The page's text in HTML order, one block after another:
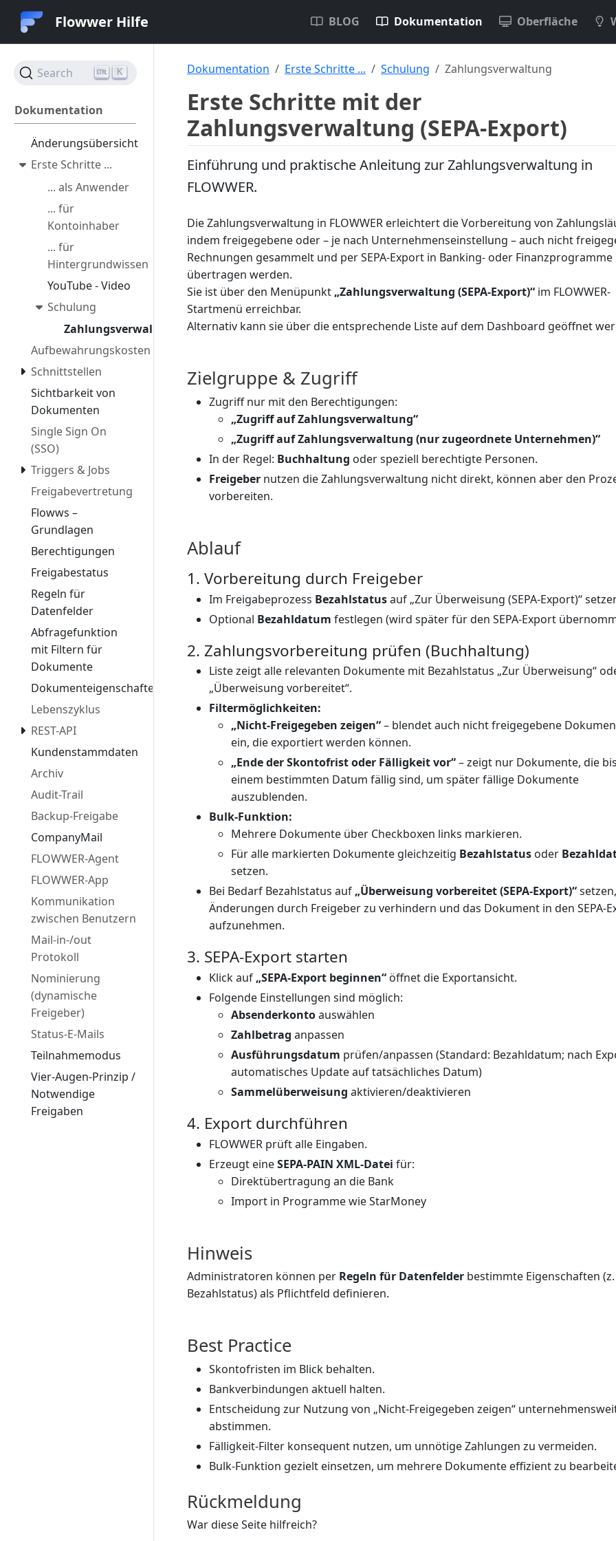
Flowwer Hilfe BLOG Dokumentation Oberfläche
Search K
Dokumentation
Änderungsübersicht
Erste Schritte ...
... als Anwender
... für
Kontoinhaber
... für
Hintergrundwissen
YouTube - Video
Schulung
Zahlungsverwaltung
Aufbewahrungskosten
Schnittstellen
Sichtbarkeit von
Dokumenten
Single Sign On
(SSO)
Triggers & Jobs
Freigabevertretung
Flowws –
Grundlagen
Berechtigungen
Freigabestatus
Regeln für
Datenfelder
Abfragefunktion
mit Filtern für
Dokumente
Dokumenteigenschaften
Lebenszyklus
REST-API
Kundenstammdaten
Archiv
Audit-Trail
Backup-Freigabe
CompanyMail
FLOWWER-Agent
FLOWWER-App
Kommunikation
zwischen Benutzern
Mail-in-/out
Protokoll
Nominierung
(dynamische
Freigeber)
Status-E-Mails
Teilnahmemodus
Vier-Augen-Prinzip /
Notwendige
Freigaben
Dokumentation Erste Schritte ... Schulung Zahlungsverwaltung
Erste Schritte mit der
Zahlungsverwaltung (SEPA-Export)
Einführung und praktische Anleitung zur Zahlungsverwaltung in
FLOWWER.
Die Zahlungsverwaltung in FLOWWER erleichtert die Vorbereitung von
indem freigegebene oder – je nach Unternehmenseinstellung – auch nicht
Rechnungen gesammelt und per SEPA-Export in Banking- oder Finanzprogramme
übertragen werden.
Sie ist über den Menüpunkt „Zahlungsverwaltung (SEPA-Export)“ im FLOWWER-
Startmenü erreichbar.
Alternativ kann sie über die entsprechende Liste auf dem Dashboard geöffnet
Zielgruppe & Zugriff
Zugriff nur mit den Berechtigungen:
„Zugriff auf Zahlungsverwaltung“
„Zugriff auf Zahlungsverwaltung (nur zugeordnete Unternehmen)“
In der Regel: Buchhaltung oder speziell berechtigte Personen.
Freigeber nutzen die Zahlungsverwaltung nicht direkt, können aber den
vorbereiten.
Ablauf
1. Vorbereitung durch Freigeber
Im Freigabeprozess Bezahlstatusauf „Zur Überweisung (SEPA-Export)“
Optional Bezahldatum festlegen (wird später für den SEPA-Export
2. Zahlungsvorbereitung prüfen (Buchhaltung)
Liste zeigt alle relevanten Dokumente mit Bezahlstatus „Zur Überweisung“
„Überweisung vorbereitet“.
Filtermöglichkeiten:
„Nicht-Freigegeben zeigen“– blendet auch nicht freigegebene
ein, die exportiert werden können.
„Ende der Skontofrist oder Fälligkeit vor“– zeigt nur Dokumente, die
einem bestimmten Datum fällig sind, um später fällige Dokumente
auszublenden.
Bulk-Funktion:
Mehrere Dokumente über Checkboxen links markieren.
Für alle markierten Dokumente gleichzeitig Bezahlstatus oder
setzen.
Bei Bedarf Bezahlstatus auf „Überweisung vorbereitet (SEPA-Export)“
Änderungen durch Freigeber zu verhindern und das Dokument in den SEPA-
aufzunehmen.
3. SEPA-Export starten
Klick auf „SEPA-Export beginnen“ öffnet die Exportansicht.
Folgende Einstellungen sind möglich:
Absenderkontoauswählen
Zahlbetrag anpassen
Ausführungsdatum prüfen/anpassen (Standard: Bezahldatum; nach
automatisches Update auf tatsächliches Datum)
Sammelüberweisung aktivieren/deaktivieren
4. Export durchführen
FLOWWER prüft alle Eingaben.
Erzeugt eineSEPA-PAIN XML-Datei für:
Direktübertragung an die Bank
Import in Programme wie StarMoney
Hinweis
Administratoren können per Regeln für Datenfelder bestimmte Eigenschaften (z.
Bezahlstatus) als Pflichtfeld definieren.
Best Practice
Skontofristen im Blick behalten.
Bankverbindungen aktuell halten.
Entscheidung zur Nutzung von „Nicht-Freigegeben zeigen“
abstimmen.
Fälligkeit-Filter konsequent nutzen, um unnötige Zahlungen zu vermeiden.
Bulk-Funktion gezielt einsetzen, um mehrere Dokumente effizient zu
Rückmeldung
War diese Seite hilfreich?